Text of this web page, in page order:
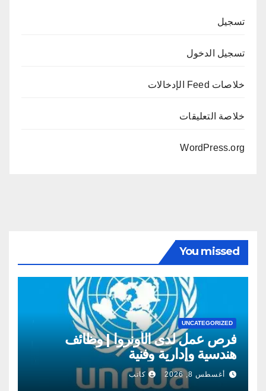
تسجيل
تسجيل الدخول
خلاصات Feed الإدخالات
خلاصة التعليقات
WordPress.org
You missed
UNCATEGORIZED
فرص عمل لدى الأونروا | وظائف
هندسية وإدارية وفنية
أغسطس 8, 2026 كاتب